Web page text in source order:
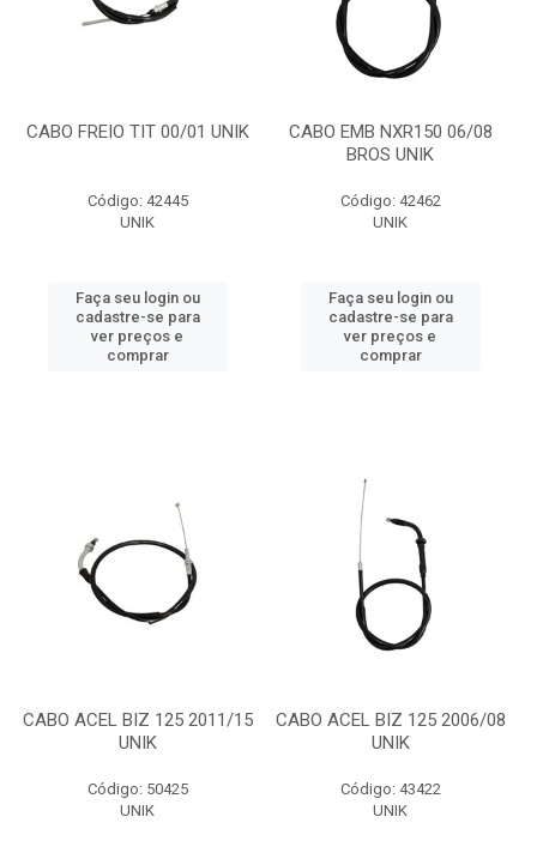
CABO FREIO TIT 00/01 UNIK
Código: 42445
UNIK
Faça seu login ou
cadastre-se para
ver preços e
comprar
CABO EMB NXR150 06/08
BROS UNIK
Código: 42462
UNIK
Faça seu login ou
cadastre-se para
ver preços e
comprar
CABO ACEL BIZ 125 2011/15
UNIK
Código: 50425
UNIK
CABO ACEL BIZ 125 2006/08
UNIK
Código: 43422
UNIK